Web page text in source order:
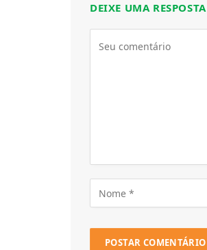
DEIXE UMA RESPOSTA